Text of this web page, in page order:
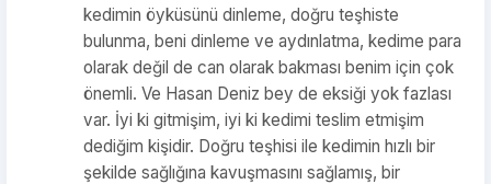
kedimin öyküsünü dinleme, doğru teşhiste
bulunma, beni dinleme ve aydınlatma, kedime para
olarak değil de can olarak bakması benim için çok
önemli. Ve Hasan Deniz bey de eksiği yok fazlası
var. İyi ki gitmişim, iyi ki kedimi teslim etmişim
dediğim kişidir. Doğru teşhisi ile kedimin hızlı bir
şekilde sağlığına kavuşmasını sağlamış, bir